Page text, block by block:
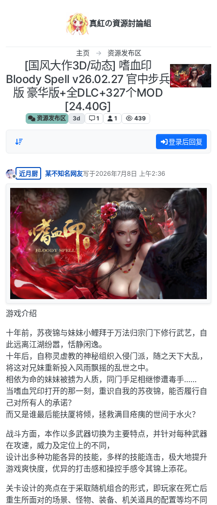
真紅の資源討論組
主页 资源发布区
[国风大作3D/动态] 嗜血印
Bloody Spell v26.02.27 官中步兵
版 豪华版+全DLC+327个MOD
[24.40G]
资源发布区 3d 1 1 439
登录后回复
离线
近月厨 某不知名网友写于2026年7月8日 上午2:36
最后由 编辑
游戏介绍
十年前，苏夜锦与妹妹小鲤拜于万法归宗门下修行武艺，自
此远离江湖纷嚣，恬静闲逸。
十年后，自称灵虚教的神秘组织入侵门派，随之天下大乱，
将这对兄妹重新投入风雨飘摇的乱世之中。
相依为命的妹妹被掳为人质，同门手足相继惨遭毒手……
当嗜血咒印打开的那一刻，重识自我的苏夜锦，能否履行自
己对所有人的承诺？
而又是谁最后能扶厦将倾，拯救满目疮痍的世间于水火？
战斗方面，本作以多武器切换为主要特点，并针对每种武器
在攻速，威力及定位上的不同，
设计出多种功能各异的技能，多样的技能连击，极大地提升
游戏爽快度，优异的打击感和操控手感令其锦上添花。
关卡设计的亮点在于采取随机组合的形式，即玩家在死亡后
重生所面对的场景、怪物、装备、机关道具的配置等均不同